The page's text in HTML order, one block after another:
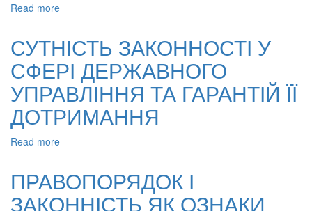
Read more
ОСНОВА
ПРАВА
НА
СПРАВЕДЛИВИЙ
СУД
СУТНІСТЬ ЗАКОННОСТІ У
СФЕРІ ДЕРЖАВНОГО
УПРАВЛІННЯ ТА ГАРАНТІЙ ЇЇ
ДОТРИМАННЯ
Read more
У
СФЕРІ
ПРАВОПОРЯДОК І
ЗАКОННІСТЬ ЯК ОЗНАКИ